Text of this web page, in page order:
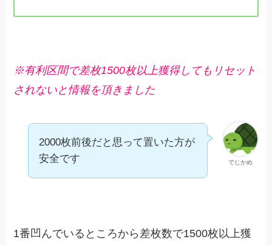
※有利区間で差枚1500枚以上獲得してもリセット
されないと情報を頂きました
でじかめ
2000枚前後だと思って置いた方が
安全です
1番凹んでいるところから差枚数で1500枚以上獲